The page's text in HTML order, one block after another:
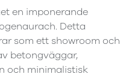
en imponerande
Detta
som ett showroom och
betongväggar,
och minimalistisk